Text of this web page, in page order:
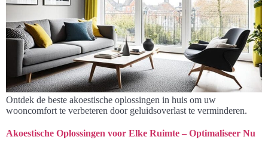
Ontdek de beste akoestische oplossingen in huis om uw
wooncomfort te verbeteren door geluidsoverlast te verminderen.
Akoestische Oplossingen voor Elke Ruimte – Optimaliseer Nu